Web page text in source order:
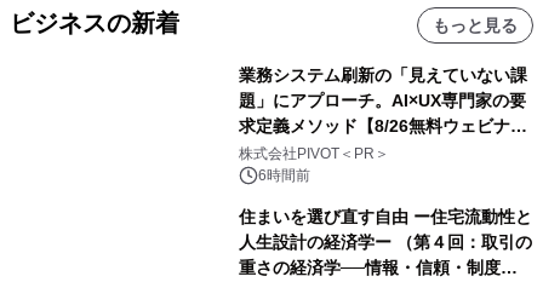
ビジネスの新着 もっと見る
業務システム刷新の「見えていない課
題」にアプローチ。AI×UX専門家の要
求定義メソッド【8/26無料ウェビナ
ー】株式会社PIVOT
株式会社PIVOT＜PR＞
6時間前
住まいを選び直す自由 ー住宅流動性と
人生設計の経済学ー （第４回：取引の
重さの経済学──情報・信頼・制度を